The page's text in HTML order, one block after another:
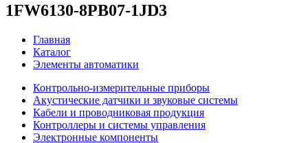
1FW6130-8PB07-1JD3
Главная
Каталог
Элементы автоматики
Контрольно-измерительные приборы
Акустические датчики и звуковые системы
Кабели и проводниковая продукция
Контроллеры и системы управления
Электронные компоненты